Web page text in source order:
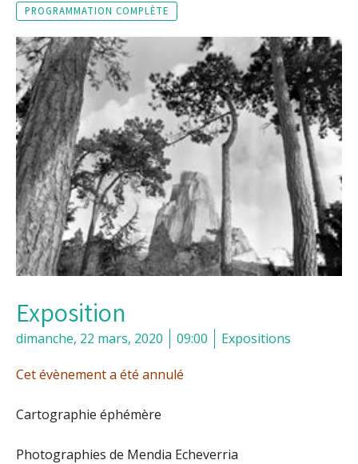
PROGRAMMATION COMPLÈTE
Exposition
dimanche, 22 mars, 2020 09:00 Expositions
Cet évènement a été annulé
Cartographie éphémère
Photographies de Mendia Echeverria